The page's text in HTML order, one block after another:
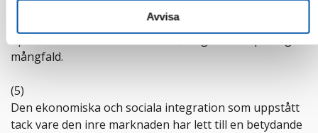
Avvisa
religionsfrihet, yttrande- och informationsfrihet,
näringsfrihet, rätten till ett effektivt rättsmedel och en
mångfald.
(5)
Den ekonomiska och sociala integration som uppstått
tack vare den inre marknaden har lett till en betydande